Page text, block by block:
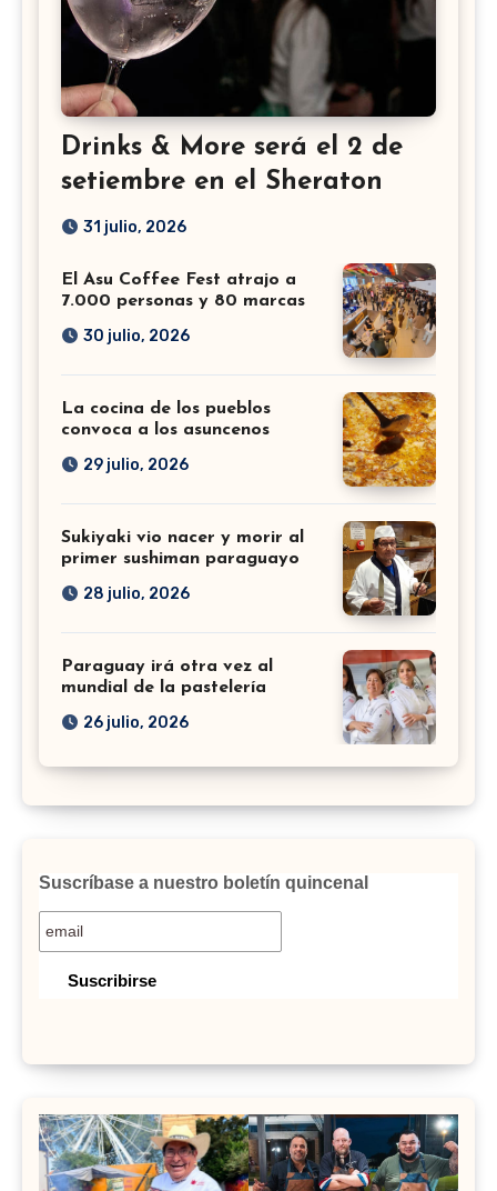
Drinks & More será el 2 de
setiembre en el Sheraton
31 julio, 2026
El Asu Coffee Fest atrajo a
7.000 personas y 80 marcas
30 julio, 2026
La cocina de los pueblos
convoca a los asuncenos
29 julio, 2026
Sukiyaki vio nacer y morir al
primer sushiman paraguayo
28 julio, 2026
Paraguay irá otra vez al
mundial de la pastelería
26 julio, 2026
Suscríbase a nuestro boletín quincenal